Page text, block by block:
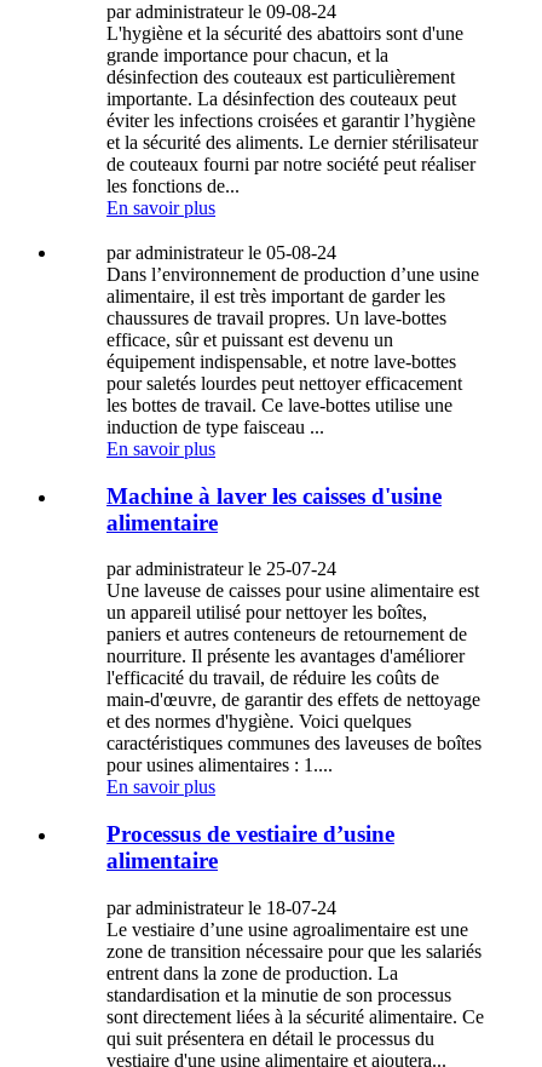
par administrateur le 09-08-24
L'hygiène et la sécurité des abattoirs sont d'une
grande importance pour chacun, et la
désinfection des couteaux est particulièrement
importante. La désinfection des couteaux peut
éviter les infections croisées et garantir l’hygiène
et la sécurité des aliments. Le dernier stérilisateur
de couteaux fourni par notre société peut réaliser
les fonctions de...
En savoir plus
par administrateur le 05-08-24
Dans l’environnement de production d’une usine
alimentaire, il est très important de garder les
chaussures de travail propres. Un lave-bottes
efficace, sûr et puissant est devenu un
équipement indispensable, et notre lave-bottes
pour saletés lourdes peut nettoyer efficacement
les bottes de travail. Ce lave-bottes utilise une
induction de type faisceau ...
En savoir plus
Machine à laver les caisses d'usine
alimentaire
par administrateur le 25-07-24
Une laveuse de caisses pour usine alimentaire est
un appareil utilisé pour nettoyer les boîtes,
paniers et autres conteneurs de retournement de
nourriture. Il présente les avantages d'améliorer
l'efficacité du travail, de réduire les coûts de
main-d'œuvre, de garantir des effets de nettoyage
et des normes d'hygiène. Voici quelques
caractéristiques communes des laveuses de boîtes
pour usines alimentaires : 1....
En savoir plus
Processus de vestiaire d’usine
alimentaire
par administrateur le 18-07-24
Le vestiaire d’une usine agroalimentaire est une
zone de transition nécessaire pour que les salariés
entrent dans la zone de production. La
standardisation et la minutie de son processus
sont directement liées à la sécurité alimentaire. Ce
qui suit présentera en détail le processus du
vestiaire d'une usine alimentaire et ajoutera...